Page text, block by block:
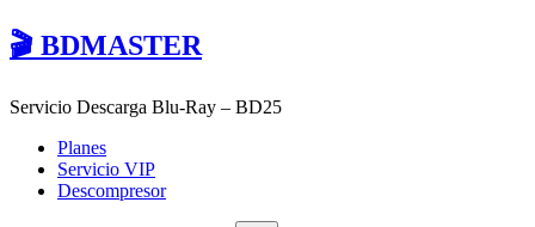
🎬 BDMASTER
Servicio Descarga Blu-Ray – BD25
Planes
Servicio VIP
Descompresor